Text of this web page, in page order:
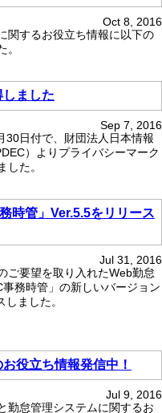
Oct 8, 2016
関するお役立ち情報に以下の
。
ました
Sep 7, 2016
30日付で、財団法人日本情報
）よりプライバシーマーク
した。
時管」Ver.5.5をリリース
Jul 31, 2016
ご要望を取り入れたWeb勤怠
務時管」の新しいバージョン
ました。
役立ち情報発信中！
Jul 9, 2016
勤怠管理システムに関するお